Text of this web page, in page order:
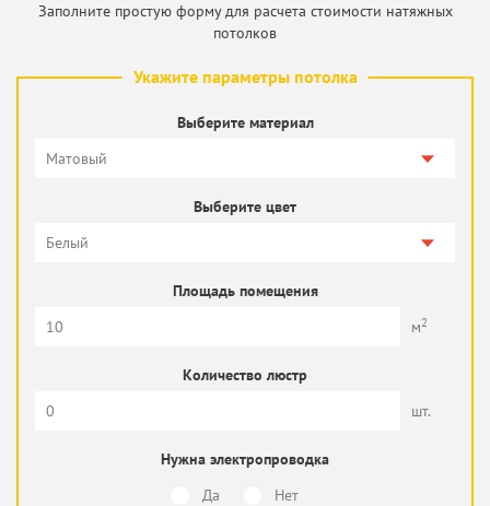
Заполните простую форму для расчета стоимости натяжных
потолков
Укажите параметры потолка
Выберите материал
Выберите цвет
Площадь помещения
м2
Количество люстр
шт.
Нужна электропроводка
Да
Нет